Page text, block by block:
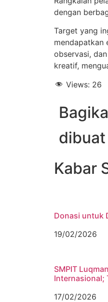
dengan
Target yang
mendapatkan
observasi,
kreatif,
Views: 26
Kabar
Donasi untuk
19/02/2026
SMPIT
Internasional;
17/02/2026